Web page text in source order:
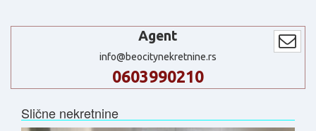
Agent
info@beocitynekretnine.rs
0603990210
Slične nekretnine